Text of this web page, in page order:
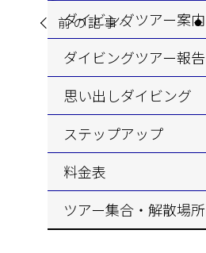
前の記事へ
ダイビングツアー案内
ダイビングツアー報告
思い出しダイビング
ステップアップ
料金表
ツアー集合・解散場所